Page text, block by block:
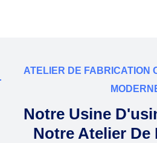
ATELIER DE FABRICATION
Notre Usine
Notre Atelier